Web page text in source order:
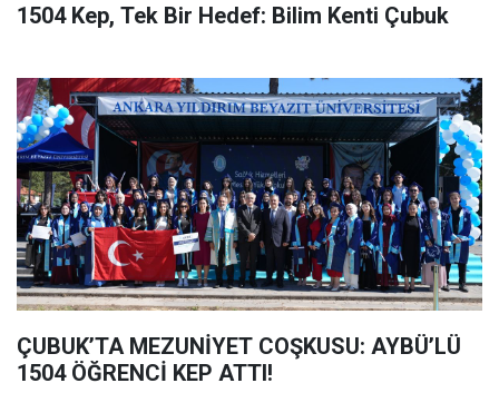
1504 Kep, Tek Bir Hedef: Bilim Kenti Çubuk
ÇUBUK’TA MEZUNİYET COŞKUSU: AYBÜ’LÜ
1504 ÖĞRENCİ KEP ATTI!